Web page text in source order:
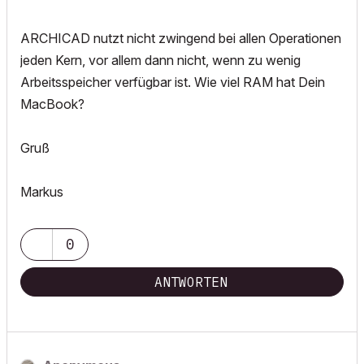
ARCHICAD nutzt nicht zwingend bei allen Operationen
jeden Kern, vor allem dann nicht, wenn zu wenig
Arbeitsspeicher verfügbar ist. Wie viel RAM hat Dein
MacBook?
Gruß
Markus
0
ANTWORTEN